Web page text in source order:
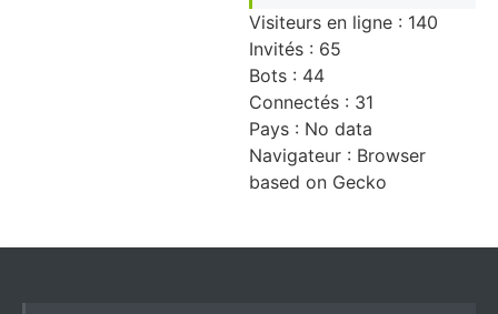
Visiteurs en ligne : 140
Invités : 65
Bots : 44
Connectés : 31
Pays : No data
Navigateur : Browser
based on Gecko